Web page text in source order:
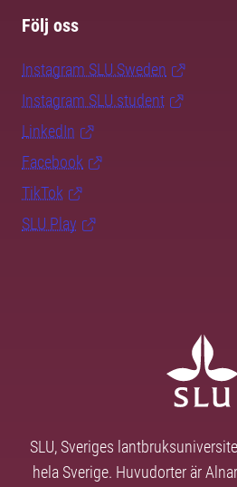
Följ oss
Instagram SLU.Sweden
Instagram SLU.student
LinkedIn
Facebook
TikTok
SLU Play
SLU, Sveriges
hela Sverige. Huvudorter är